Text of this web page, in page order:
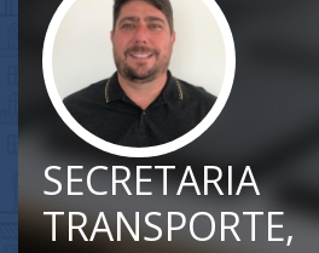
TRANSPORTE,